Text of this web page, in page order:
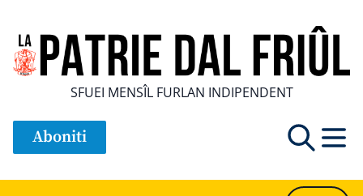
SFUEI MENSÎL FURLAN INDIPENDENT
Aboniti